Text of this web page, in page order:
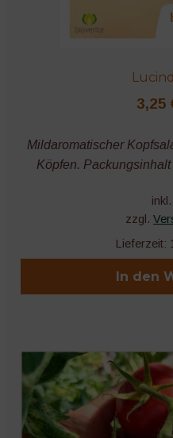
3,25
Mildaromatischer
Köpfen.
zzgl.
Lieferzeit:
In den